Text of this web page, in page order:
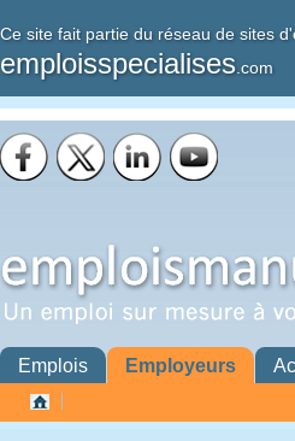
Ce site fait partie du réseau de sites
emploisspecialises .com
Emplois Employeurs